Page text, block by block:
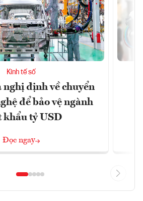
Kinh tế số
nghị định về chuyển
để bảo vệ ngành
khẩu tỷ USD
Đọc ngay